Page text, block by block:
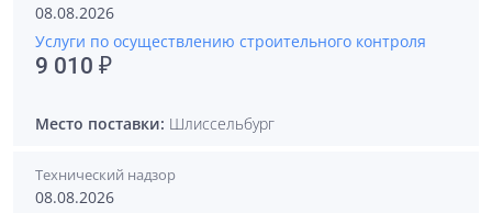
08.08.2026
Услуги по осуществлению строительного контроля
9 010 ₽
Место поставки: Шлиссельбург
Технический надзор
08.08.2026